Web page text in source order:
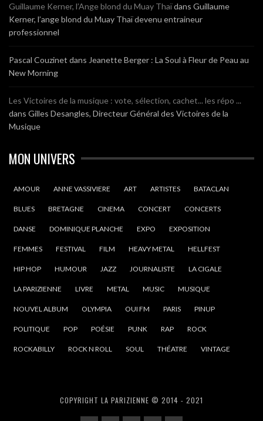
Guillaume Kerner, l’Ange blond du Muay Thaïdans Guillaume
Kerner, l’ange blond du Muay Thaï devenu entraineur
professionnel
Pascal Couzinet dans Jeanette Berger : La Soul à Fleur de Peau au
New Morning
Les Victoires de la musique : vote, sélection, cachet... les répo ...
dans Gilles Desangles, Directeur Général des Victoires de la
Musique
MON UNIVERS
AMOUR ANNE VASSIVIERE ART ARTISTES BATACLAN
BLUES BRETAGNE CINEMA CONCERT CONCERTS
DANSE DOMINIQUE PLANCHE EXPO EXPOSITION
FEMMES FESTIVAL FILM HEAVY METAL HELLFEST
HIP HOP HUMOUR JAZZ JOURNALISTE LA CIGALE
LA PARIZIENNE LIVRE METAL MUSIC MUSIQUE
NOUVEL ALBUM OLYMPIA OUI FM PARIS PINUP
POLITIQUE POP POÉSIE PUNK RAP ROCK
ROCKABILLY ROCK N ROLL SOUL THÉATRE VINTAGE
COPYRIGHT LA PARIZIENNE © 2014 - 2021